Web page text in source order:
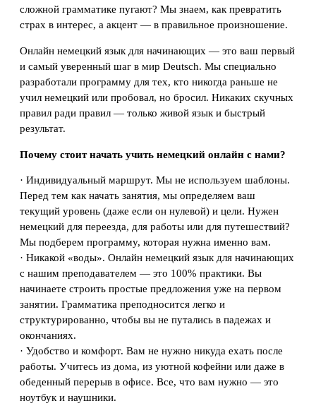
сложной грамматике пугают? Мы знаем, как превратить
страх в интерес, а акцент — в правильное произношение.
Онлайн немецкий язык для начинающих — это ваш первый
и самый уверенный шаг в мир Deutsch. Мы специально
разработали программу для тех, кто никогда раньше не
учил немецкий или пробовал, но бросил. Никаких скучных
правил ради правил — только живой язык и быстрый
результат.
Почему стоит начать учить немецкий онлайн с нами?
· Индивидуальный маршрут. Мы не используем шаблоны.
Перед тем как начать занятия, мы определяем ваш
текущий уровень (даже если он нулевой) и цели. Нужен
немецкий для переезда, для работы или для путешествий?
Мы подберем программу, которая нужна именно вам.
· Никакой «воды». Онлайн немецкий язык для начинающих
с нашим преподавателем — это 100% практики. Вы
начинаете строить простые предложения уже на первом
занятии. Грамматика преподносится легко и
структурированно, чтобы вы не путались в падежах и
окончаниях.
· Удобство и комфорт. Вам не нужно никуда ехать после
работы. Учитесь из дома, из уютной кофейни или даже в
обеденный перерыв в офисе. Все, что вам нужно — это
ноутбук и наушники.